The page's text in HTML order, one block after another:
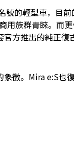
的輕型車，目
用族群青睞。而
方推出的純正復
徵。Mira e:S也